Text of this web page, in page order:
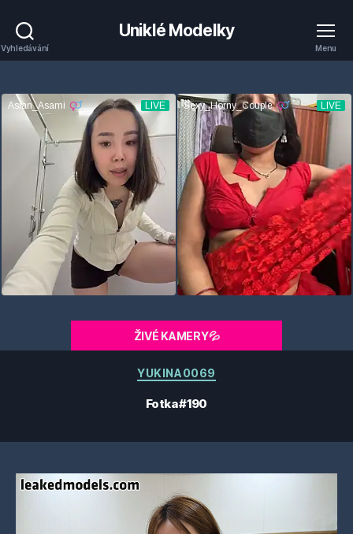
Vyhledávání
Uniklé Modelky
Menu
ŽIVÉ KAMERY💦
Kategorie
YUKINA0069
Fotka #190